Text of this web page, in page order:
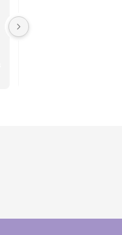
I asked for help from